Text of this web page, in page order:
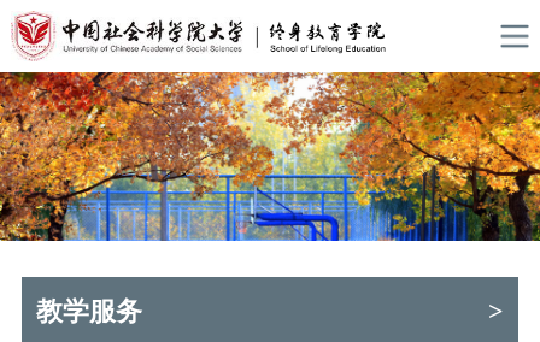
教学服务 >